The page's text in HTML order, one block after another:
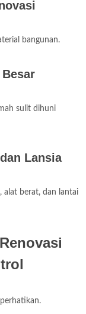
bangunan.
sulit dihuni
Lansia
alat berat, dan lantai